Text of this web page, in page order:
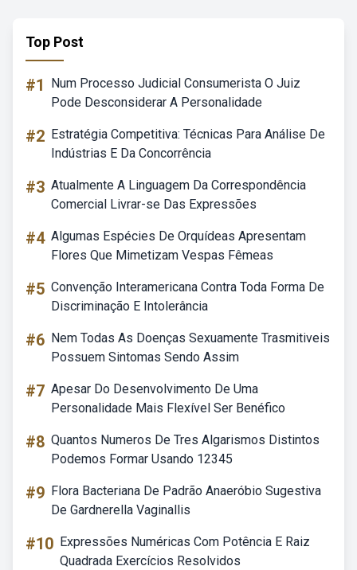
Top Post
#1
Num Processo Judicial Consumerista O Juiz
Pode Desconsiderar A Personalidade
#2 Estratégia Competitiva: Técnicas Para Análise De
Indústrias E Da Concorrência
#3 Atualmente A Linguagem Da Correspondência
Comercial Livrar-se Das Expressões
#4 Algumas Espécies De Orquídeas Apresentam
Flores Que Mimetizam Vespas Fêmeas
#5 Convenção Interamericana Contra Toda Forma De
Discriminação E Intolerância
#6 Nem Todas As Doenças Sexuamente Trasmitiveis
Possuem Sintomas Sendo Assim
#7 Apesar Do Desenvolvimento De Uma
Personalidade Mais Flexível Ser Benéfico
#8 Quantos Numeros De Tres Algarismos Distintos
Podemos Formar Usando 12345
#9 Flora Bacteriana De Padrão Anaeróbio Sugestiva
De Gardnerella Vaginallis
#10 Expressões Numéricas Com Potência E Raiz
Quadrada Exercícios Resolvidos